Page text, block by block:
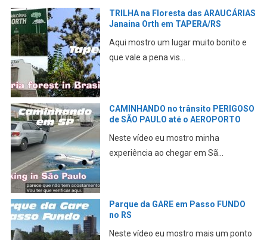
TRILHA na Floresta das ARAUCÁRIAS
Janaina Orth em TAPERA/RS
Aqui mostro um lugar muito bonito e
que vale a pena vis...
CAMINHANDO no trânsito PERIGOSO
de SÃO PAULO até o AEROPORTO
Neste vídeo eu mostro minha
experiência ao chegar em Sã...
Parque da GARE em Passo FUNDO
no RS
Neste vídeo eu mostro mais um ponto